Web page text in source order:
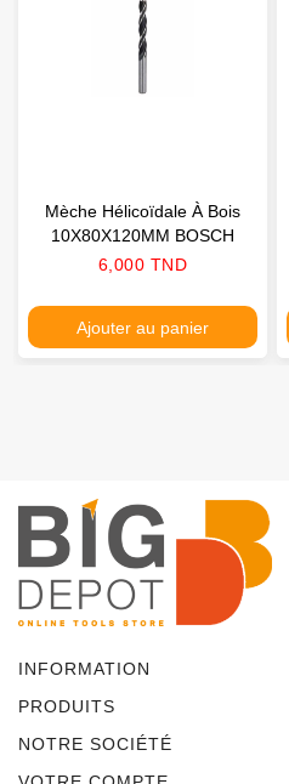
Mèche Hélicoïdale À Bois
10X80X120MM BOSCH
Prix
6,000 TND
Ajouter au panier
INFORMATION
PRODUITS
NOTRE SOCIÉTÉ